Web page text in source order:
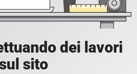
dei lavori
sito